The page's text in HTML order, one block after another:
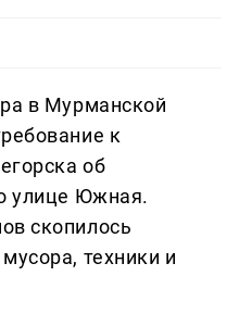
в Мурманской
к
об
улице Южная.
скопилось
техники и